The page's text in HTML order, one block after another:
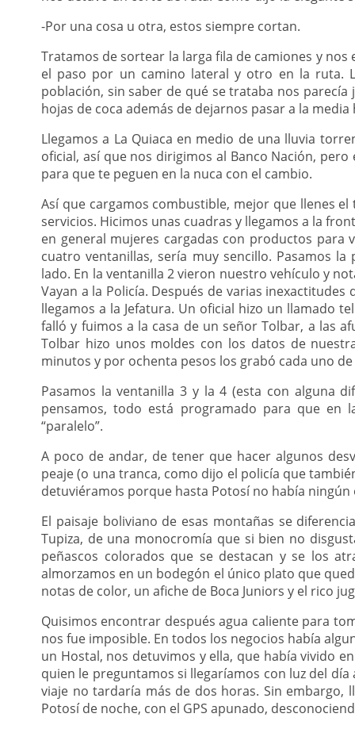
-Por una cosa u otra, estos siempre cortan.
Tratamos de sortear la larga fila de camiones y
el paso por un camino lateral y otro en la ruta.
población, sin saber de qué se trataba nos
hojas de coca además de dejarnos pasar a la
Llegamos a La Quiaca en medio de una lluvia
oficial, así que nos dirigimos al Banco Nación,
para que te peguen en la nuca con el cambio.
Así que cargamos combustible, mejor que llenes
servicios. Hicimos unas cuadras y llegamos a la
en general mujeres cargadas con productos
cuatro ventanillas, sería muy sencillo. Pasamos
lado. En la ventanilla 2 vieron nuestro vehículo y
Vayan a la Policía. Después de varias
llegamos a la Jefatura. Un oficial hizo un llamado
falló y fuimos a la casa de un señor Tolbar, a las
Tolbar hizo unos moldes con los datos de
minutos y por ochenta pesos los grabó cada uno
Pasamos la ventanilla 3 y la 4 (esta con alguna
pensamos, todo está programado para que
“paralelo”.
A poco de andar, de tener que hacer algunos
peaje (o una tranca, como dijo el policía que
detuviéramos porque hasta Potosí no había
El paisaje boliviano de esas montañas se
Tupiza, de una monocromía que si bien no
peñascos colorados que se destacan y se los
almorzamos en un bodegón el único plato que
notas de color, un afiche de Boca Juniors y el rico
Quisimos encontrar después agua caliente para
nos fue imposible. En todos los negocios había
un Hostal, nos detuvimos y ella, que había vivido
quien le preguntamos si llegaríamos con luz del
viaje no tardaría más de dos horas. Sin
Potosí de noche, con el GPS apunado,